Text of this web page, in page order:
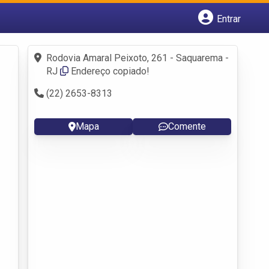
Entrar
Fazer login
Criar conta
Rodovia Amaral Peixoto, 261 - Saquarema -
RJ
Endereço copiado!
(22) 2653-8313
Mapa Comente